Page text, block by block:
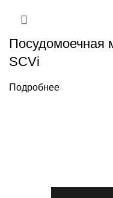
Посудомоечная
SCVi
Подробнее